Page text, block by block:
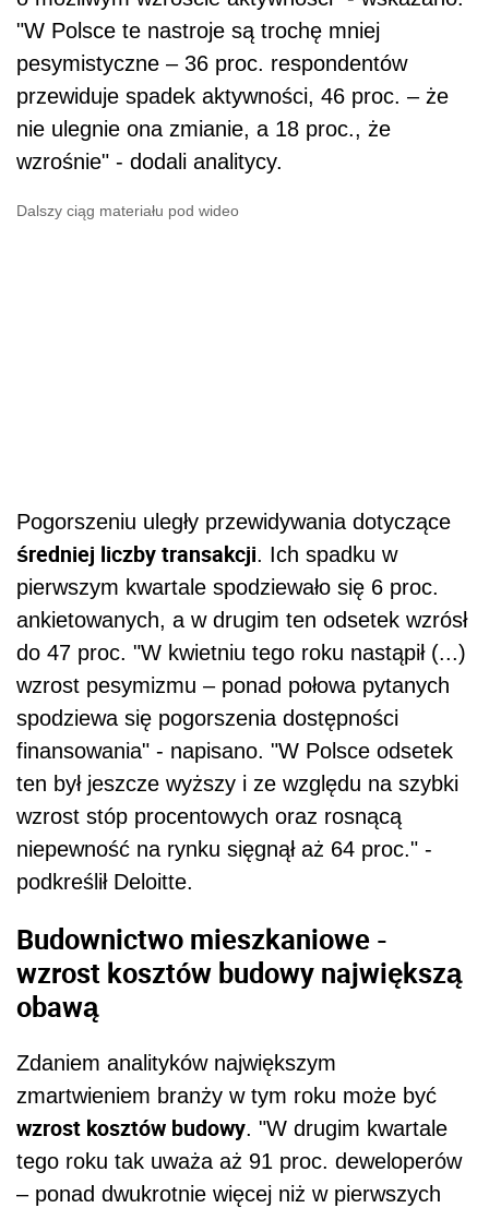
"W Polsce te nastroje są trochę mniej
pesymistyczne – 36 proc. respondentów
przewiduje spadek aktywności, 46 proc. – że
nie ulegnie ona zmianie, a 18 proc., że
wzrośnie" - dodali analitycy.
Dalszy ciąg materiału pod wideo
Pogorszeniu uległy przewidywania dotyczące
średniej liczby transakcji. Ich spadku w
pierwszym kwartale spodziewało się 6 proc.
ankietowanych, a w drugim ten odsetek wzrósł
do 47 proc. "W kwietniu tego roku nastąpił (...)
wzrost pesymizmu – ponad połowa pytanych
spodziewa się pogorszenia dostępności
finansowania" - napisano. "W Polsce odsetek
ten był jeszcze wyższy i ze względu na szybki
wzrost stóp procentowych oraz rosnącą
niepewność na rynku sięgnął aż 64 proc." -
podkreślił Deloitte.
Budownictwo mieszkaniowe -
wzrost kosztów budowy największą
obawą
Zdaniem analityków największym
zmartwieniem branży w tym roku może być
wzrost kosztów budowy. "W drugim kwartale
tego roku tak uważa aż 91 proc. deweloperów
– ponad dwukrotnie więcej niż w pierwszych